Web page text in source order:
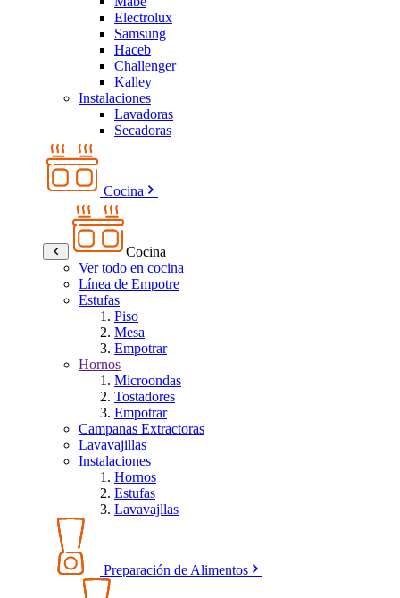
Electrolux
Samsung
Haceb
Challenger
Kalley
Instalaciones
Lavadoras
Secadoras
Cocina
Cocina
Ver todo en cocina
Línea de Empotre
Estufas
Piso
Mesa
Empotrar
Hornos
Microondas
Tostadores
Empotrar
Campanas Extractoras
Lavavajillas
Instalaciones
Hornos
Estufas
Lavavajllas
Preparación de Alimentos